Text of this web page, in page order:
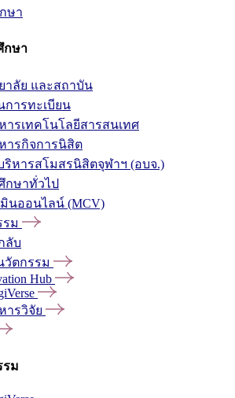
ษา
กษา
าลัย และสถาบัน
การทะเบียน
ารเทคโนโลยีสารสนเทศ
ารกิจการนิสิต
ริหารสโมสรนิสิตจุฬาฯ (อบจ.)
กษาทั่วไป
มินออนไลน์ (MCV)
รม
ลับ
วัตกรรม
Hub
ารวิจัย
รม